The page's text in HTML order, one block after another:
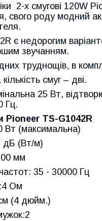
2-х смугові 120W
свого роду модний
є недорогим
звучанням.
труднощів, в
смуг – дві.
25 Вт,
Гц.
Pioneer TS-G1042R
Вт (максимальна)
дБ (Вт/м)
мм
35 - 30000 Гц
Ом
(4 дюйм.)